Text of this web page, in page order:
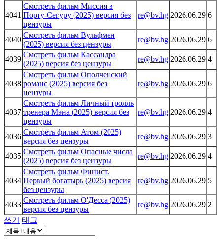
4041
Смотреть фильм Миссия в
Порту-Сегуру (2025) версия без
цензуры
re@bv.hg 2026.06.29 6
4040
Смотреть фильм Вульфмен
(2025) версия без цензуры
re@bv.hg 2026.06.29 6
4039
Смотреть фильм Кассандра
(2025) версия без цензуры
re@bv.hg 2026.06.29 4
4038
Смотреть фильм Ополченский
романс (2025) версия без
цензуры
re@bv.hg 2026.06.29 6
4037
Смотреть фильм Личный тролль
тренера Мэна (2025) версия без
цензуры
re@bv.hg 2026.06.29 4
4036
Смотреть фильм Атом (2025)
версия без цензуры
re@bv.hg 2026.06.29 3
4035
Смотреть фильм Опасные числа
(2025) версия без цензуры
re@bv.hg 2026.06.29 4
4034
Смотреть фильм Финист.
Первый богатырь (2025) версия
без цензуры
re@bv.hg 2026.06.29 5
4033
Смотреть фильм О'Десса (2025)
версия без цензуры
re@bv.hg 2026.06.29 2
쓰기
태그